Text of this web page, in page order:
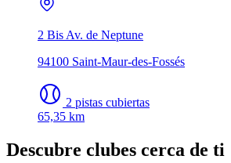
2 Bis Av. de Neptune
94100 Saint-Maur-des-Fossés
2 pistas cubiertas
65,35 km
Descubre clubes cerca de ti